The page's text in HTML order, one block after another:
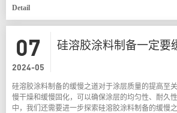
Detail
07
2024-05
硅溶胶涂料制备一定要
硅溶胶涂料制备的缓慢之道对于涂层质量的提高至
慢干燥和缓慢固化，可以确保涂层的均匀性、耐久
中，我们还需要进一步探索硅溶胶涂料制备的缓慢